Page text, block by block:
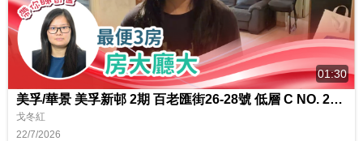
01:30
美孚/華景 美孚新邨 2期 百老匯街26-28號 低層 C NO. 26室
戈冬紅
22/7/2026